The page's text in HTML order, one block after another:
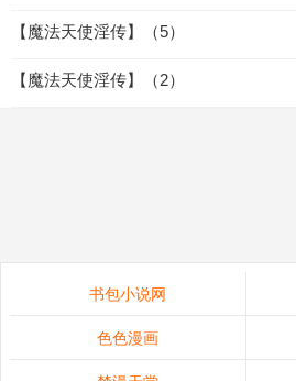
【魔法天使淫传】（5）
【魔法天使淫传】（2）
书包小说网
色色漫画